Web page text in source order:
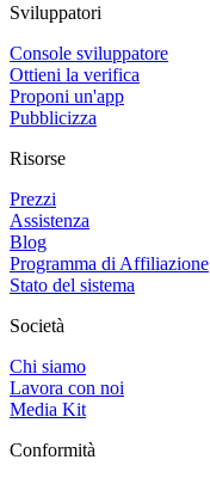
Sviluppatori
Console sviluppatore
Ottieni la verifica
Proponi un'app
Pubblicizza
Risorse
Prezzi
Assistenza
Blog
Programma di Affiliazione
Stato del sistema
Società
Chi siamo
Lavora con noi
Media Kit
Conformità